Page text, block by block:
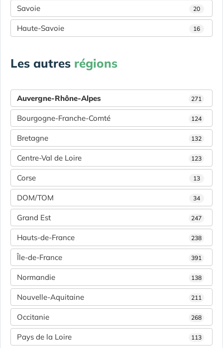
Savoie 20
Haute-Savoie 16
Les autres régions
Auvergne-Rhône-Alpes 271
Bourgogne-Franche-Comté 124
Bretagne 132
Centre-Val de Loire 123
Corse 13
DOM/TOM 34
Grand Est 247
Hauts-de-France 238
Île-de-France 391
Normandie 138
Nouvelle-Aquitaine 211
Occitanie 268
Pays de la Loire 113